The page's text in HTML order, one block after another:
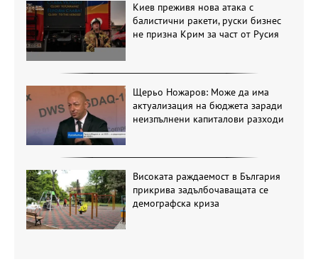
Киев преживя нова атака с
балистични ракети, руски бизнес
не призна Крим за част от Русия
Щерьо Ножаров: Може да има
актуализация на бюджета заради
неизпълнени капиталови разходи
Високата раждаемост в България
прикрива задълбочаващата се
демографска криза